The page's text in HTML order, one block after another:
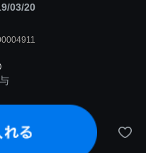
03/20